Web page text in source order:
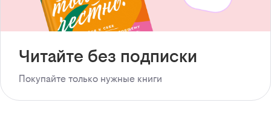
Читайте без подписки
Покупайте только нужные книги